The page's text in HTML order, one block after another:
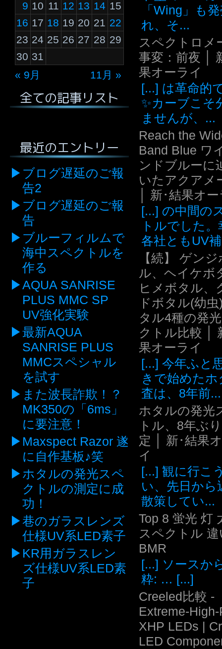
« 9月 11月 »
9 10 11 12 13 14 15
16 17 18 19 20 21 22
23 24 25 26 27 28 29
30 31
全ての記事リスト
最近のエントリー
ブログ遅延のご報
告2
ブログ遅延のご報
告
ブルーフィルムで
海中スペクトルを
作る
AQUA SANRISE
PLUS MMC SP
UV強化実験
最新AQUA
SANRISE PLUS
MMCスペシャル
を試す
また波長詐欺！？
MK350の「6ms」
に要注意！
Maxspect Razor 遂
に自作基板♪笑
ホタルの発光スペ
クトルの測定に成
功！
巷のガラスレンズ
仕様UV系LED素子
KR用ガラスレン
ズ仕様UV系LED素
子
「Wing」も
れ、そ...
スペクトロメ
事変：前夜 │
果オーライ
[...] は革命的
✨カーブこそ
ませんが、...
Reach the
Band Blue ワ
ンドブルーに
いたアクアメ
│ 新･結果オ
[...] の中間の
トルでした
各社ともUV
【続】 ゲン
ル、ヘイケボ
ヒメボタル、
ドボタル(幼
タル4種の発
クトル比較 │
果オーライ
[...] 今年ふと
きで始めたホ
査は、8年前...
ホタルの発光
トル、8年ぶ
定 │ 新･結果
イ
[...] 観に行こ
い、先日から
散策してい...
Top 8 蛍光 灯
スペクトル 違
BMR
[...] ソースか
粋: … [...]
Creeled比較 -
Extreme-
XHP LEDs |
LED